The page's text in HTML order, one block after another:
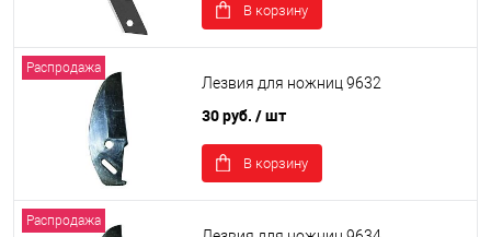
В корзину
Распродажа
Лезвия для ножниц 9632
30 руб. / шт
В корзину
Распродажа